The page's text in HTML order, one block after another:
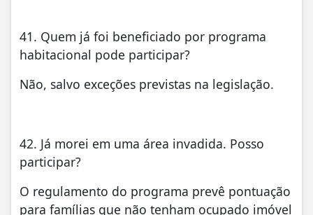
41. Quem já foi beneficiado por programa
habitacional pode participar?
Não, salvo exceções previstas na legislação.
42. Já morei em uma área invadida. Posso
participar?
O regulamento do programa prevê pontuação
para famílias que não tenham ocupado imóvel